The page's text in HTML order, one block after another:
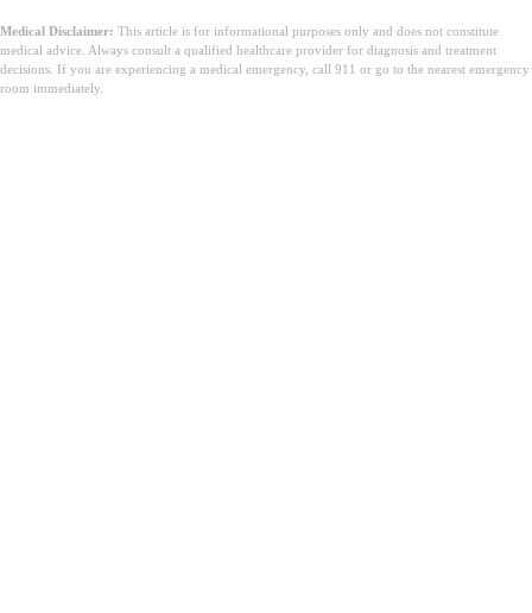
Medical Disclaimer: This article is for informational purposes only and does not constitute
medical advice. Always consult a qualified healthcare provider for diagnosis and treatment
decisions. If you are experiencing a medical emergency, call 911 or go to the nearest emergency
room immediately.